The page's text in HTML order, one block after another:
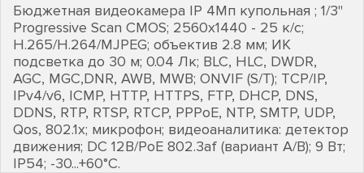
Бюджетная видеокамера IP 4Мп купольная ; 1/3"
Progressive Scan CMOS; 2560х1440 - 25 к/с;
H.265/H.264/MJPEG; объектив 2.8 мм; ИК
подсветка до 30 м; 0.04 Лк; BLC, HLC, DWDR,
AGC, MGC,DNR, AWB, MWB; ONVIF (S/T); TCP/IP,
IPv4/v6, ICMP, HTTP, HTTPS, FTP, DHCP, DNS,
DDNS, RTP, RTSP, RTCP, PPPoE, NTP, SMTP, UDP,
Qos, 802.1х; микрофон; видеоаналитика: детектор
движения; DC 12В/PoE 802.3af (вариант А/В); 9 Вт;
IP54; -30...+60°C.